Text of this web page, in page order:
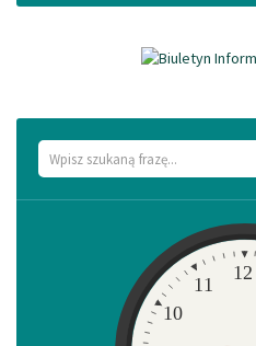
10
11
12